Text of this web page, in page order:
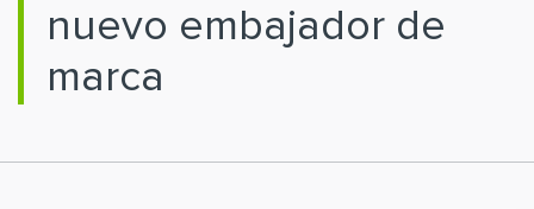
nuevo embajador de
marca